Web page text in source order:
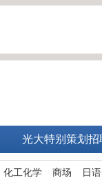
光大特别策划招
化工化学 商场
日